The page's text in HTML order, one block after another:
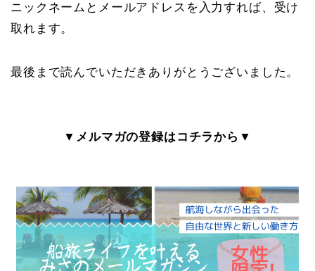
ニックネームとメールアドレスを入力すれば、受け
取れます。
最後まで読んでいただきありがとうございました。
▼メルマガの登録はコチラから▼